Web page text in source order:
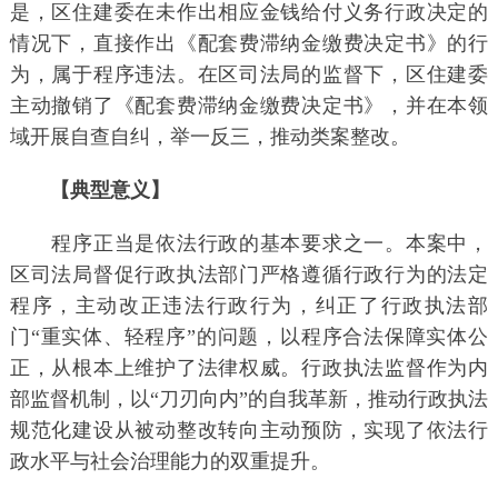
是，区住建委在未作出相应金钱给付义务行政决定的
情况下，直接作出《配套费滞纳金缴费决定书》的行
为，属于程序违法。在区司法局的监督下，区住建委
主动撤销了《配套费滞纳金缴费决定书》，并在本领
域开展自查自纠，举一反三，推动类案整改。
【典型意义】
程序正当是依法行政的基本要求之一。本案中，
区司法局督促行政执法部门严格遵循行政行为的法定
程序，主动改正违法行政行为，纠正了行政执法部
门“重实体、轻程序”的问题，以程序合法保障实体公
正，从根本上维护了法律权威。行政执法监督作为内
部监督机制，以“刀刃向内”的自我革新，推动行政执法
规范化建设从被动整改转向主动预防，实现了依法行
政水平与社会治理能力的双重提升。